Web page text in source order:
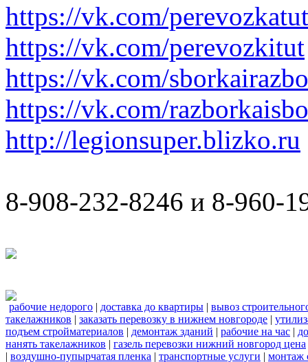
https://vk.com/perevozkatut
https://vk.com/perevozkitut
https://vk.com/
https://vk.com/
http://legionsuper.blizko.ru
8-908-232-8246 и 8-960-
рабочие недорого | доставка до квартиры | вывоз
такелажников | заказать перевозку в нижнем новгороде |
подъем стройматериалов | демонтаж зданий | рабочие на час |
нанять такелажников | газель перевозки нижний новгород цена
| воздушно-пупырчатая пленка | транспортные услуги | монтаж